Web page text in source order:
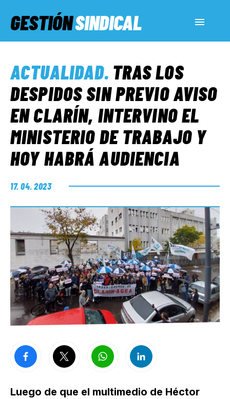
GESTIÓNSINDICAL
SERVICIOS SOCIALES
INFORMES ESPECIALES
FUERA DE MEGÁFONO
EL LADO «G»
ACTUALIDAD. TRAS LOS
DESPIDOS SIN PREVIO AVISO
EN CLARÍN, INTERVINO EL
MINISTERIO DE TRABAJO Y
HOY HABRÁ AUDIENCIA
17. 04. 2023
Luego de que el multimedio de Héctor